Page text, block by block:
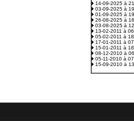
14-09-2025 à
03-09-2025 à
01-09-2025 à
26-08-2025 à
03-08-2025 à
13-02-2011 à
05-02-2011 à
17-01-2011 à
15-01-2011 à
08-12-2010 à
05-11-2010 à
15-09-2010 à